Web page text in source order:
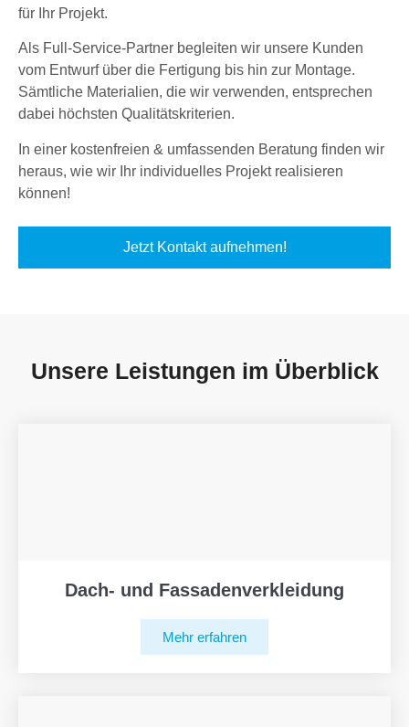
für Ihr Projekt.
Als Full-Service-Partner begleiten wir unsere Kunden
vom Entwurf über die Fertigung bis hin zur Montage.
Sämtliche Materialien, die wir verwenden, entsprechen
dabei höchsten Qualitätskriterien.
In einer kostenfreien & umfassenden Beratung finden wir
heraus, wie wir Ihr individuelles Projekt realisieren
können!
Jetzt Kontakt aufnehmen!
Unsere Leistungen im Überblick
Dach- und Fassadenverkleidung
Mehr erfahren